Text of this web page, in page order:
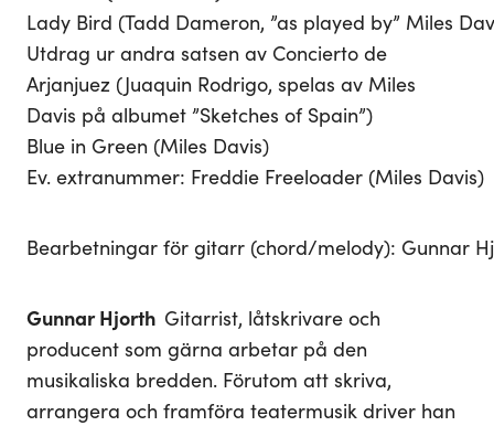
Lady Bird (Tadd Dameron, ”as played by” Miles
Utdrag ur andra satsen av Concierto de
Arjanjuez (Juaquin Rodrigo, spelas av Miles
Davis på albumet ”Sketches of Spain”)
Blue in Green (Miles Davis)
Ev. extranummer: Freddie Freeloader (Miles Davis)
Bearbetningar för gitarr (chord/melody): Gunnar
Gunnar Hjorth Gitarrist, låtskrivare och
producent som gärna arbetar på den
musikaliska bredden. Förutom att skriva,
arrangera och framföra teatermusik driver han